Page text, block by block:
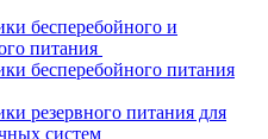
бесперебойного и
питания
бесперебойного питания
резервного питания для
систем